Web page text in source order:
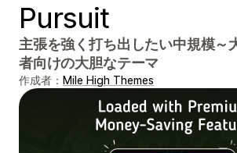
Pursuit
主張を強く打ち出したい中規模～
者向けの大胆なテーマ
作成者： Mile High Themes